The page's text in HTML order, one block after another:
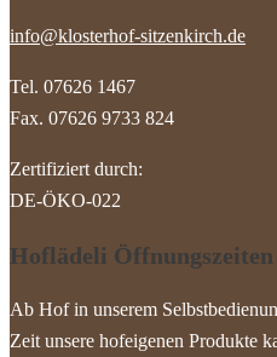
info@klosterhof-sitzenkirch.de
Tel. 07626 1467
Fax. 07626 9733 824
Zertifiziert durch:
DE-ÖKO-022
Hoflädeli Öffnungszeiten
Ab Hof in unserem
Zeit unsere hofeigenen Produkte